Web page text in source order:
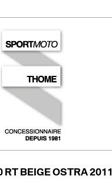
RT BEIGE OSTRA 2011